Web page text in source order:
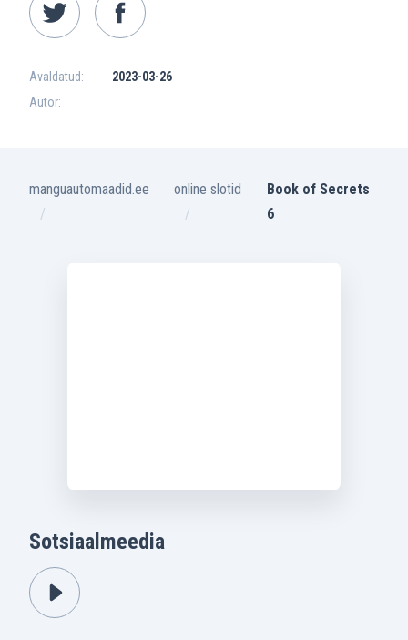
Avaldatud:
2023-03-26
Autor:
manguautomaadid.ee online slotid
Book of Secrets
6
Sotsiaalmeedia